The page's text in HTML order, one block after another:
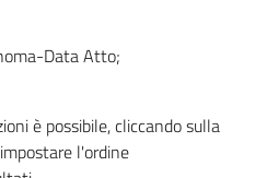
Data Atto;
è possibile, cliccando sulla
l'ordine